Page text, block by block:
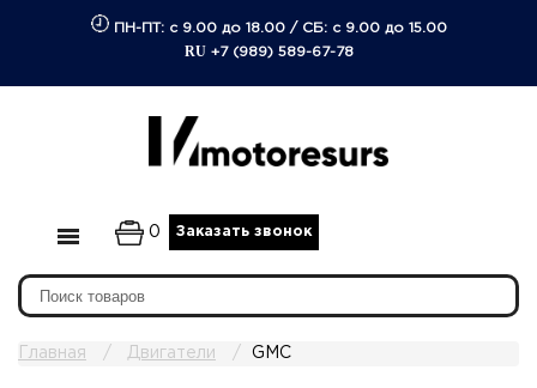
ПН-ПТ: с 9.00 до 18.00/ СБ: с 9.00 до 15.00
RU +7 (989) 589-67-78
0 Заказать звонок
Главная Двигатели GMC